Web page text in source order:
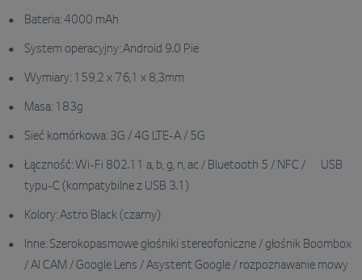
Bateria: 4000 mAh
System operacyjny: Android 9.0 Pie
Wymiary: 159,2 x 76,1 x 8,3mm
Masa: 183g
Sieć komórkowa: 3G / 4G LTE-A / 5G
Łączność: Wi-Fi 802.11 a, b, g, n, ac / Bluetooth 5 / NFC / USB
typu-C (kompatybilne z USB 3.1)
Kolory: Astro Black (czarny)
Inne: Szerokopasmowe głośniki stereofoniczne / głośnik Boombox
/ AI CAM / Google Lens / Asystent Google / rozpoznawanie mowy